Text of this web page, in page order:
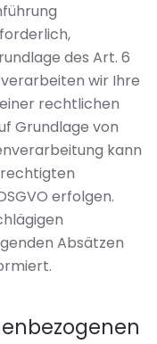
des Art. 6
verarbeiten wir Ihre
rechtlichen
Grundlage von
kann
erfolgen.
Absätzen